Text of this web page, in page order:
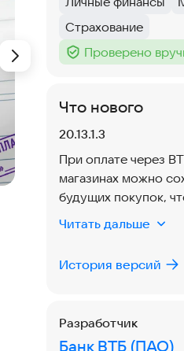
Тег :
Тег:
Страхование
Тег :
Проверено
Что нового
Версия:
20.13.1.3
При оплате через
магазинах можно
будущих покупок,
заново не входить в
добавили новый
можно позвонить в
цели совместных
ремонт, обучение
Читать дальше
История версий
Разработчик
Банк ВТБ (ПАО)